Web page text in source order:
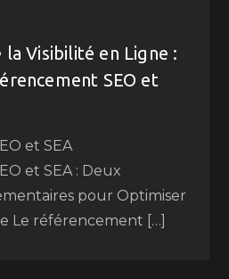
Visibilité en Ligne :
SEO et
et SEA
et SEA : Deux
pour Optimiser
Le référencement […]